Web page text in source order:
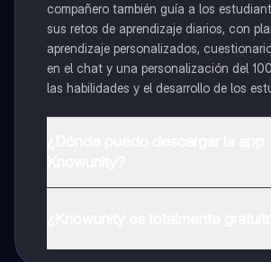
compañero también guía a los
sus retos de aprendizaje diarios, con
aprendizaje personalizados,
en el chat y una personalización del
las habilidades y el desarrollo de los